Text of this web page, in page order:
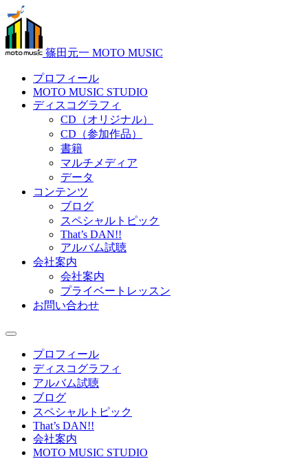
篠田元一 MOTO MUSIC
プロフィール
MOTO MUSIC STUDIO
ディスコグラフィ
CD（オリジナル）
CD（参加作品）
書籍
マルチメディア
データ
コンテンツ
ブログ
スペシャルトピック
That’s DAN!!
アルバム試聴
会社案内
会社案内
プライベートレッスン
お問い合わせ
プロフィール
ディスコグラフィ
アルバム試聴
ブログ
スペシャルトピック
That’s DAN!!
会社案内
MOTO MUSIC STUDIO